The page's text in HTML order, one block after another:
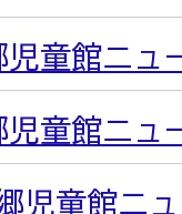
児童館ニュ
児童館ニュ
児童館ニ